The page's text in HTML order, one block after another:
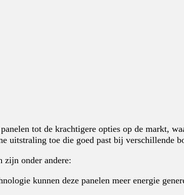
tot de krachtigere opties op de markt,
uitstraling toe die goed past bij verschillende
zijn onder andere:
kunnen deze panelen meer energie